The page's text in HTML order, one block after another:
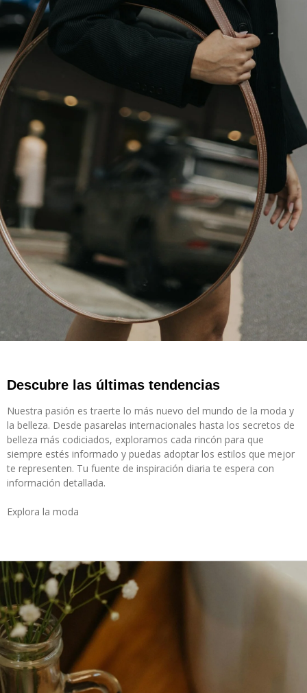
Descubre las últimas tendencias
Nuestra pasión es traerte lo más nuevo del mundo de la moda y
la belleza. Desde pasarelas internacionales hasta los secretos de
belleza más codiciados, exploramos cada rincón para que
siempre estés informado y puedas adoptar los estilos que mejor
te representen. Tu fuente de inspiración diaria te espera con
información detallada.
Explora la moda